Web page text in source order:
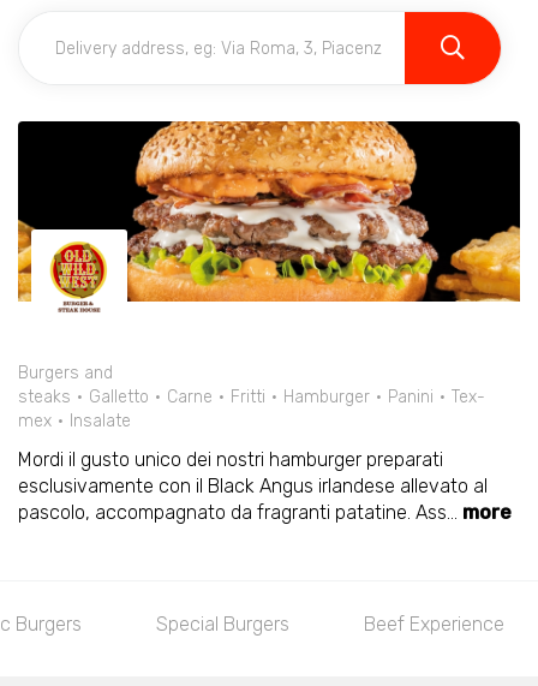
Burgers and
steaks
Galletto Carne Fritti Hamburger Panini
Tex-
mex
Insalate
Mordi il gusto unico dei nostri hamburger preparati
esclusivamente con il Black Angus irlandese allevato al
pascolo, accompagnato da fragranti patatine. Ass... more
Beef Experience Le Specialità del